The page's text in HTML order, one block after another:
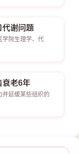
谢问题
学院生理学、代
衰老6年
并延缓某些组织的